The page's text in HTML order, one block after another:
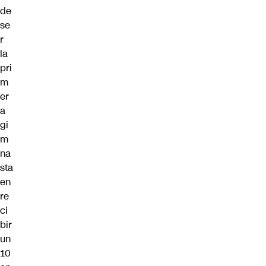
de
se
r
la
pri
m
er
a
gi
m
na
sta
en
re
ci
bir
un
10